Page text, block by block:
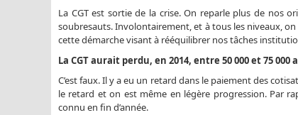
La CGT est sortie de la crise. On reparle plus de nos
soubresauts. Involontairement, et à tous les niveaux,
cette démarche visant à rééquilibrer nos tâches
La CGT aurait perdu, en 2014, entre 50 000 et 75
C’est faux. Il y a eu un retard dans le paiement des
le retard et on est même en légère progression. Par
connu en fin d’année.